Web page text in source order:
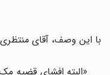
با این وصف، آقای
«البته افشای قضیه مک